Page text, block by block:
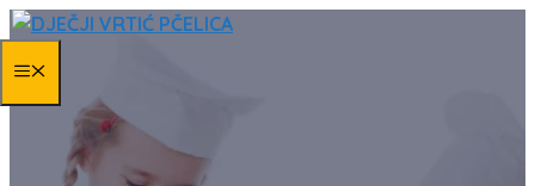
Skip
to
contentMENU